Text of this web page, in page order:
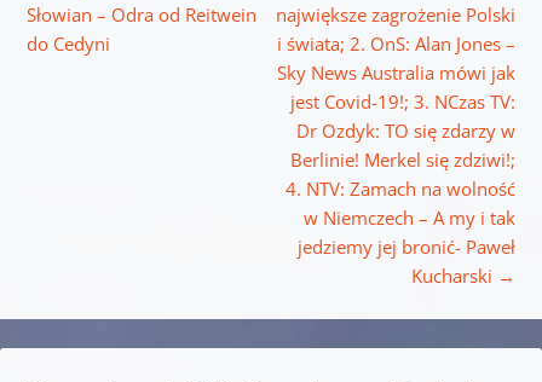
Słowian – Odra od Reitwein
do Cedyni
największe zagrożenie Polski
i świata; 2. OnS: Alan Jones –
Sky News Australia mówi jak
jest Covid-19!; 3. NCzas TV:
Dr Ozdyk: TO się zdarzy w
Berlinie! Merkel się zdziwi!;
4. NTV: Zamach na wolność
w Niemczech – A my i tak
jedziemy jej bronić- Paweł
Kucharski →